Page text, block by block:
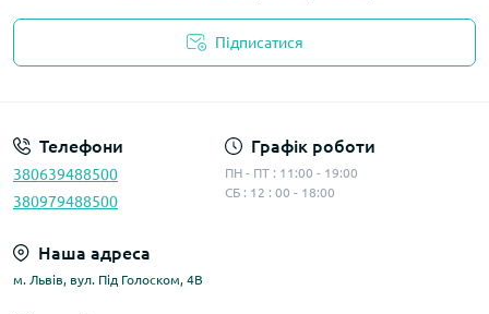
Підписатися
Телефони
380639488500
380979488500
Графік роботи
ПН - ПТ : 11:00 - 19:00
СБ : 12 : 00 - 18:00
Наша адреса
м. Львів, вул. Під Голоском, 4В